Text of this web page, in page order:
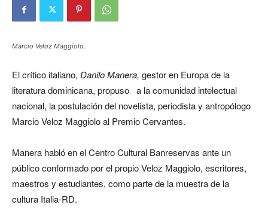
Marcio Veloz Maggiolo.
El crítico italiano, Danilo Manera, gestor en Europa de la
literatura dominicana, propuso a la comunidad intelectual
nacional, la postulación del novelista, periodista y antropólogo
Marcio Veloz Maggiolo al Premio Cervantes.
Manera habló en el Centro Cultural Banreservas ante un
público conformado por el propio Veloz Maggiolo, escritores,
maestros y estudiantes, como parte de la muestra de la
cultura Italia-RD.